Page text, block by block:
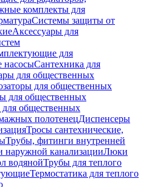
комплекты для
Системы защиты от
Аксессуары для
для
насосыСантехника для
для общественных
для общественных
для общественных
общественных
полотенецДиспенсеры
Тросы сантехнические,
Трубы, фитинги внутренней
наружной канализацииЛюки
водянойТрубы для теплого
Термостатика для теплого